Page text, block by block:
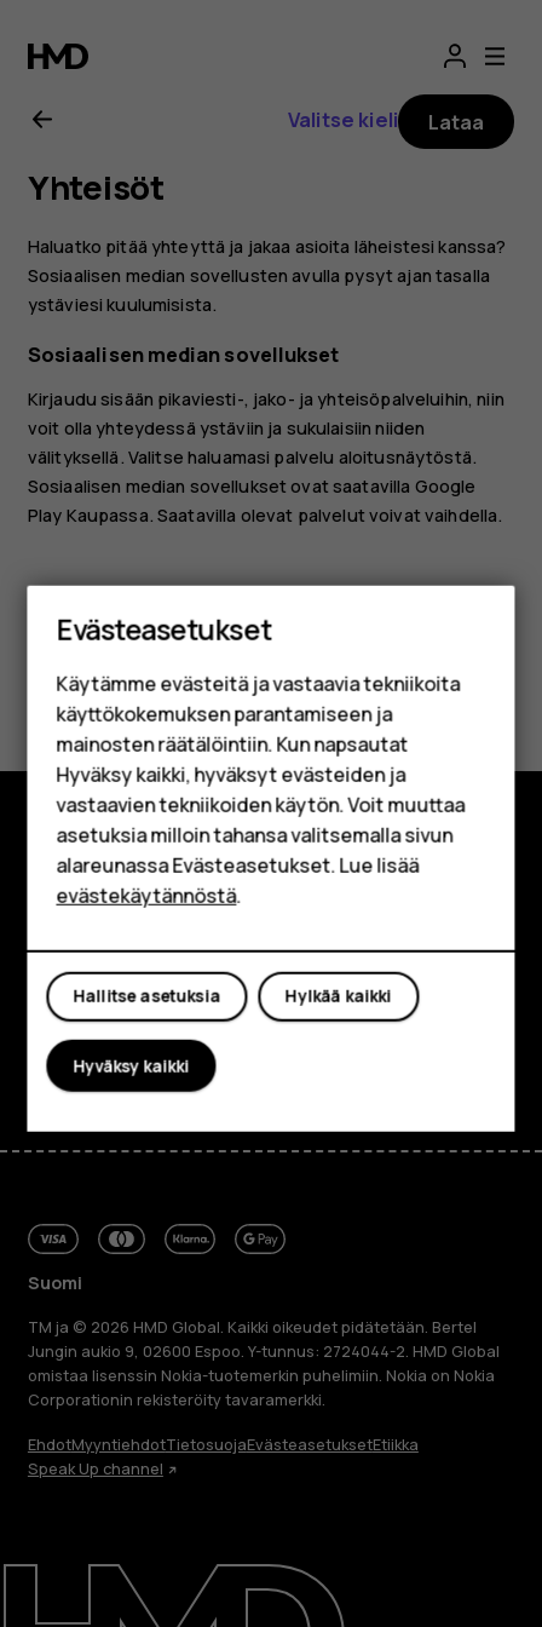
Nokia
8.1
käyttöopas
Älypuhelimet
Perinteiset puhelimet
Lisävarusteet
HMD Terra M
Yrityksille
Tabletit
Shop
Korjaa, käytä uudelleen, kierrätä
Kestävyys
Valitse kieli Lataa
Yhteisöt
Haluatko pitää yhteyttä ja jakaa asioita läheistesi kanssa?
Sosiaalisen median sovellusten avulla pysyt ajan tasalla
ystäviesi kuulumisista.
Sosiaalisen median sovellukset
Kirjaudu sisään pikaviesti-, jako- ja yhteisöpalveluihin, niin
voit olla yhteydessä ystäviin ja sukulaisiin niiden
välityksellä. Valitse haluamasi palvelu aloitusnäytöstä.
Sosiaalisen median sovellukset ovat saatavilla Google
Play Kaupassa. Saatavilla olevat palvelut voivat vaihdella.
Oliko tästä apua?
Kyllä Ei
Tutustu
Tietoa meistä
Planet and people
Tuki
FacebookInstagram
TiktokYoutube
Suomi
TM ja © 2026 HMD Global. Kaikki oikeudet pidätetään. Bertel
Jungin aukio 9, 02600 Espoo. Y-tunnus: 2724044-2. HMD Global
omistaa lisenssin Nokia-tuotemerkin puhelimiin. Nokia on Nokia
Corporationin rekisteröity tavaramerkki.
EhdotMyyntiehdotTietosuojaEvästeasetuksetEtiikka
Speak Up channel
Evästeasetukset
Käytämme evästeitä ja vastaavia tekniikoita
käyttökokemuksen parantamiseen ja
mainosten räätälöintiin. Kun napsautat
Hyväksy kaikki, hyväksyt evästeiden ja
vastaavien tekniikoiden käytön. Voit muuttaa
asetuksia milloin tahansa valitsemalla sivun
alareunassa Evästeasetukset. Lue lisää
evästekäytännöstä.
Hylkää kaikki
Hallitse asetuksia
Hyväksy kaikki